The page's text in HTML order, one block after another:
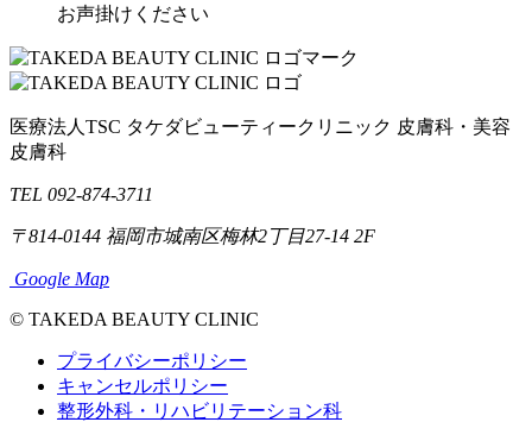
お声掛けください
医療法人TSC タケダビューティークリニック 皮膚科・美容
皮膚科
TEL 092-874-3711
〒814-0144 福岡市城南区梅林2丁目27-14 2F
Google Map
© TAKEDA BEAUTY CLINIC
プライバシーポリシー
キャンセルポリシー
整形外科・リハビリテーション科